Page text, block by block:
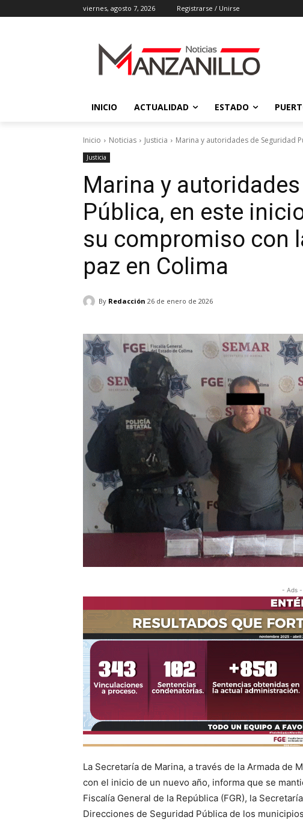
viernes, agosto 7, 2026 Registrarse / Unirse
INICIO ACTUALIDAD ESTADO
Inicio Noticias Justicia Marina y autoridades de Seguridad
Justicia
Marina y
Pública, en este
su compromiso con
paz en Colima
By Redacción 26 de enero de 2026
- Ads -
La Secretaría de Marina, a través de la Armada de
con el inicio de un nuevo año, informa que se
Fiscalía General de la República (FGR), la
Direcciones de Seguridad Pública de los